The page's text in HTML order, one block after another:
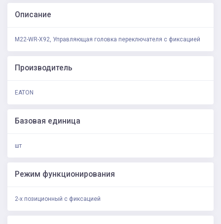
Описание
M22-WR-X92, Управляющая головка переключателя с фиксацией
Производитель
EATON
Базовая единица
шт
Режим функционирования
2-х позиционный с фиксацией